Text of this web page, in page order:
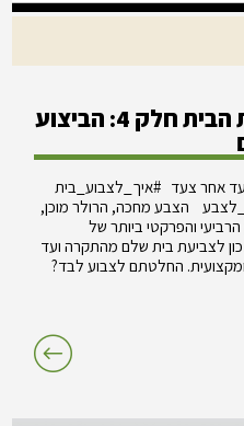
המדריך המלא לצביעת הבית חלק 4: הביצוע
אחר צעד #איך_לצבוע_בית
הצבע מחכה, הרולר מוכן,
והפרקטי ביותר של
לצביעת בית שלם מהתקרה ועד
החלטתם לצבוע לבד?